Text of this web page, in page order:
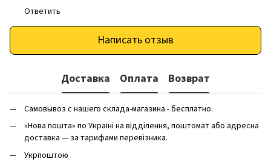
Ответить
Написать отзыв
Доставка Оплата Возврат
Самовывоз с нашего склада-магазина - бесплатно.
«Нова пошта» по Україні на відділення, поштомат або адресна
доставка — за тарифами перевізника.
Укрпоштою